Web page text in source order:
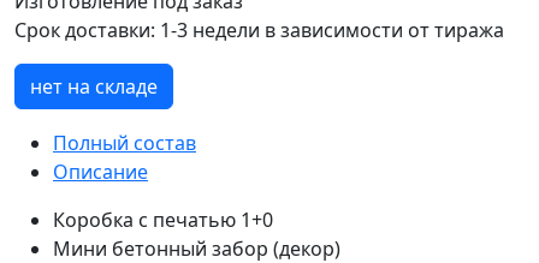
Срок доставки: 1-3 недели в зависимости от тиража
нет на складе
Полный состав
Описание
Коробка с печатью 1+0
Мини бетонный забор (декор)